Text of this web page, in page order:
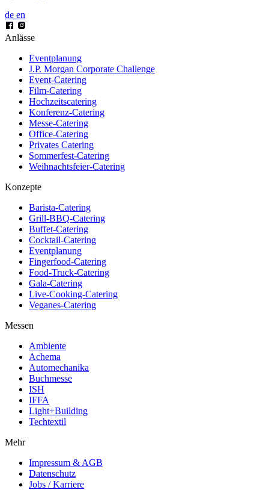
de en
Anlässe
Eventplanung
J.P. Morgan Corporate Challenge
Event-Catering
Film-Catering
Hochzeitscatering
Konferenz-Catering
Messe-Catering
Office-Catering
Privates Catering
Sommerfest-Catering
Weihnachtsfeier-Catering
Konzepte
Barista-Catering
Grill-BBQ-Catering
Buffet-Catering
Cocktail-Catering
Eventplanung
Fingerfood-Catering
Food-Truck-Catering
Gala-Catering
Live-Cooking-Catering
Veganes-Catering
Messen
Ambiente
Achema
Automechanika
Buchmesse
ISH
IFFA
Light+Building
Techtextil
Mehr
Impressum & AGB
Datenschutz
Jobs / Karriere